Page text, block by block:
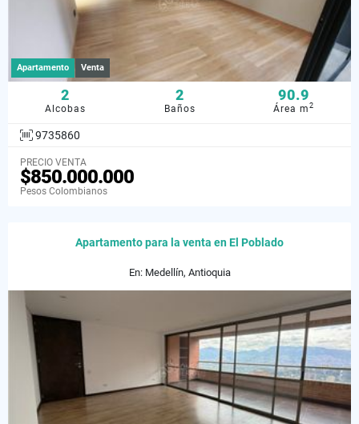
Apartamento Venta
2
Alcobas
2
Baños
90.9
Área m2
9735860
PRECIO VENTA
$850.000.000
Pesos Colombianos
Apartamento para la venta en El Poblado
En: Medellín, Antioquia